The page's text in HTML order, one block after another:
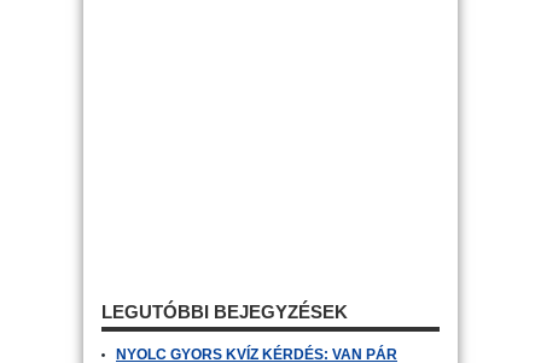
LEGUTÓBBI BEJEGYZÉSEK
NYOLC GYORS KVÍZ KÉRDÉS: VAN PÁR